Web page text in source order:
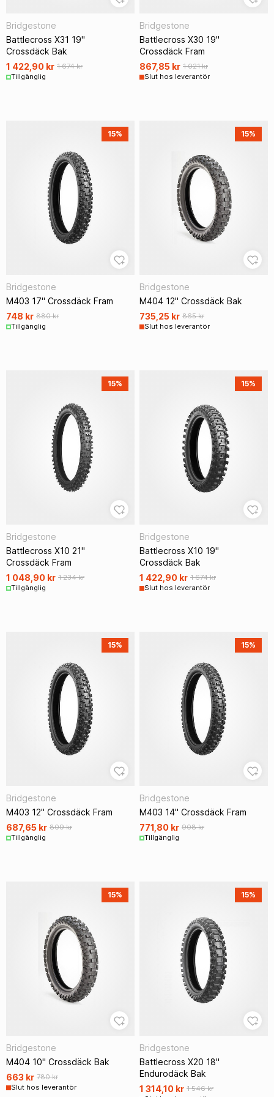
Bridgestone
Battlecross X31 19"
Crossdäck Bak
1 422,90 kr 1 674 kr
Tillgänglig
Bridgestone
Battlecross X30 19"
Crossdäck Fram
867,85 kr 1 021 kr
Slut hos leverantör
15%
Bridgestone
M403 17" Crossdäck Fram
748 kr 880 kr
Tillgänglig
15%
Bridgestone
M404 12" Crossdäck Bak
735,25 kr 865 kr
Slut hos leverantör
15%
Bridgestone
Battlecross X10 21"
Crossdäck Fram
1 048,90 kr 1 234 kr
Tillgänglig
15%
Bridgestone
Battlecross X10 19"
Crossdäck Bak
1 422,90 kr 1 674 kr
Slut hos leverantör
15%
Bridgestone
M403 12" Crossdäck Fram
687,65 kr 809 kr
Tillgänglig
15%
Bridgestone
M403 14" Crossdäck Fram
771,80 kr 908 kr
Tillgänglig
15%
Bridgestone
M404 10" Crossdäck Bak
663 kr 780 kr
Slut hos leverantör
15%
Bridgestone
Battlecross X20 18"
Endurodäck Bak
1 314,10 kr 1 546 kr